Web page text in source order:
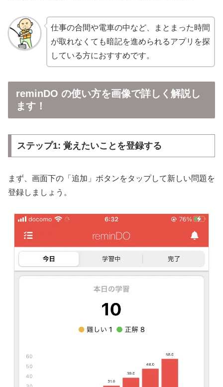
仕事の合間や電車の中など、まとまった時間
が取れなくても暗記を進められるアプリを探
している方におすすめです。
reminDO の使い方を画像で詳しく解説し
ます！
ステップ1: 覚えたいことを登録する
まず、画面下の「追加」ボタンをタップして新しい問題を
登録しましょう。